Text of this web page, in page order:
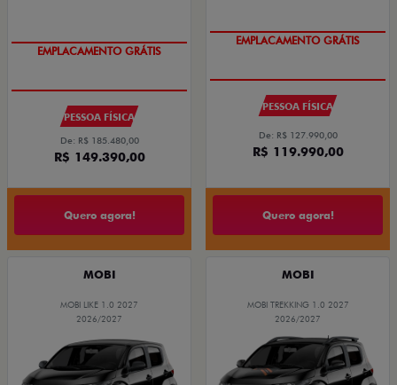
EMPLACAMENTO GRÁTIS
PESSOA FÍSICA
De: R$ 185.480,00
R$ 149.390,00
Quero agora!
EMPLACAMENTO GRÁTIS
PESSOA FÍSICA
De: R$ 127.990,00
R$ 119.990,00
Quero agora!
MOBI
MOBI LIKE 1.0 2027
2026/2027
MOBI
MOBI TREKKING 1.0 2027
2026/2027